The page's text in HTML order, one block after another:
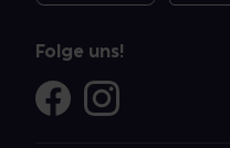
Folge uns!